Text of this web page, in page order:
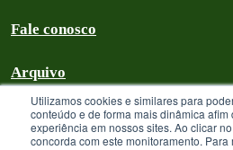
Utilizamos cookies e similares para
conteúdo e de forma mais dinâmica afim
experiência em nossos sites. Ao clicar
concorda com este monitoramento. Para
Fale conosco
Arquivo
Greenpeace Brasil 2026